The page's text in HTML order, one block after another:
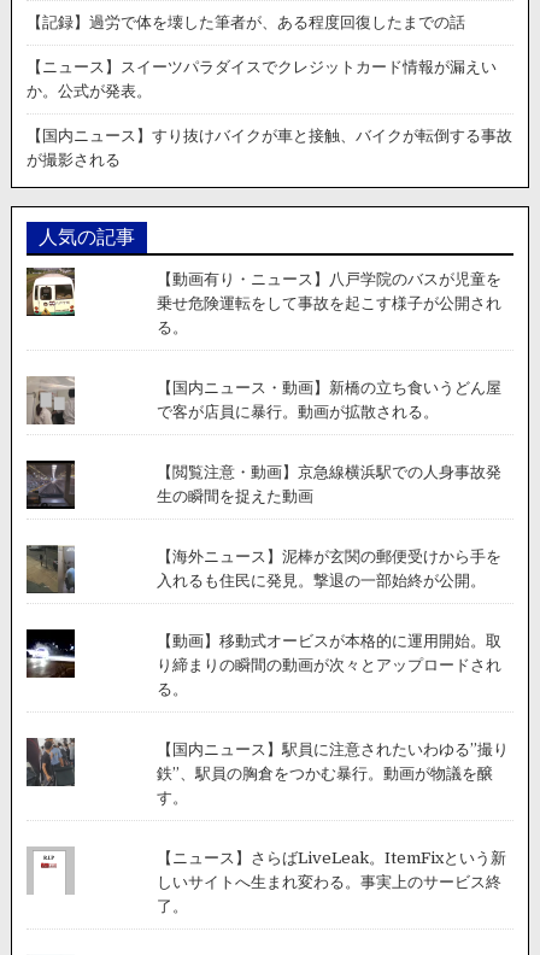
【記録】過労で体を壊した筆者が、ある程度回復したまでの話
【ニュース】スイーツパラダイスでクレジットカード情報が漏えい
か。公式が発表。
【国内ニュース】すり抜けバイクが車と接触、バイクが転倒する事故
が撮影される
人気の記事
【動画有り・ニュース】八戸学院のバスが児童を
乗せ危険運転をして事故を起こす様子が公開され
る。
【国内ニュース・動画】新橋の立ち食いうどん屋
で客が店員に暴行。動画が拡散される。
【閲覧注意・動画】京急線横浜駅での人身事故発
生の瞬間を捉えた動画
【海外ニュース】泥棒が玄関の郵便受けから手を
入れるも住民に発見。撃退の一部始終が公開。
【動画】移動式オービスが本格的に運用開始。取
り締まりの瞬間の動画が次々とアップロードされ
る。
【国内ニュース】駅員に注意されたいわゆる”撮り
鉄”、駅員の胸倉をつかむ暴行。動画が物議を醸
す。
【ニュース】さらばLiveLeak。ItemFixという新
しいサイトへ生まれ変わる。事実上のサービス終
了。